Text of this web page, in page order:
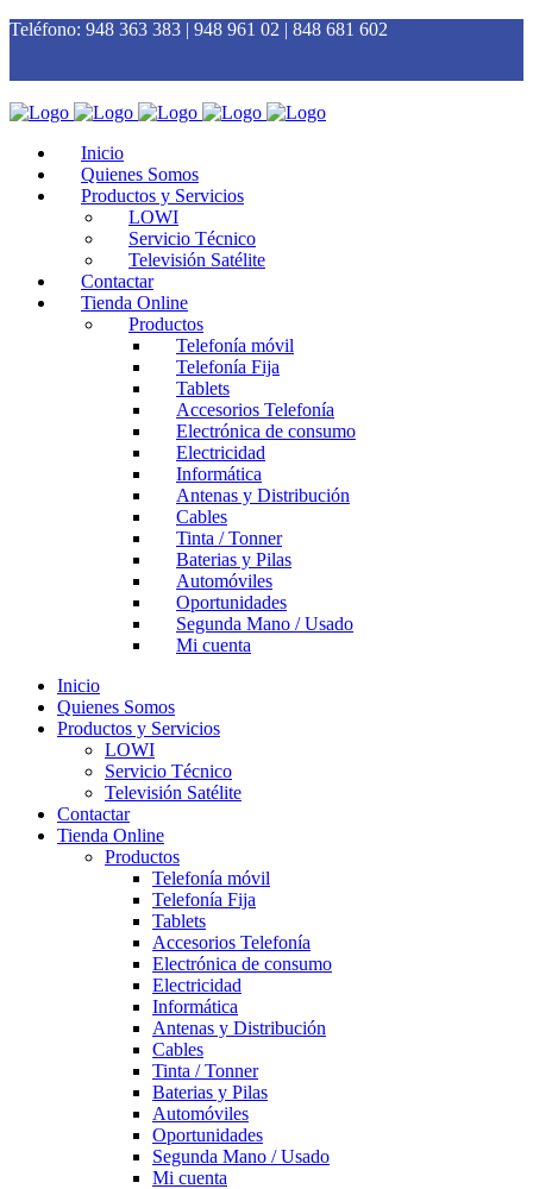
Teléfono: 948 363 383 | 948 961 02 | 848 681 602
Inicio
Quienes Somos
Productos y Servicios
LOWI
Servicio Técnico
Televisión Satélite
Contactar
Tienda Online
Productos
Telefonía móvil
Telefonía Fija
Tablets
Accesorios Telefonía
Electrónica de consumo
Electricidad
Informática
Antenas y Distribución
Cables
Tinta / Tonner
Baterias y Pilas
Automóviles
Oportunidades
Segunda Mano / Usado
Mi cuenta
Inicio
Quienes Somos
Productos y Servicios
LOWI
Servicio Técnico
Televisión Satélite
Contactar
Tienda Online
Productos
Telefonía móvil
Telefonía Fija
Tablets
Accesorios Telefonía
Electrónica de consumo
Electricidad
Informática
Antenas y Distribución
Cables
Tinta / Tonner
Baterias y Pilas
Automóviles
Oportunidades
Segunda Mano / Usado
Mi cuenta